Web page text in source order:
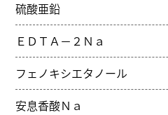
硫酸亜鉛
ＥＤＴＡ－２Ｎａ
フェノキシエタノール
安息香酸Ｎａ